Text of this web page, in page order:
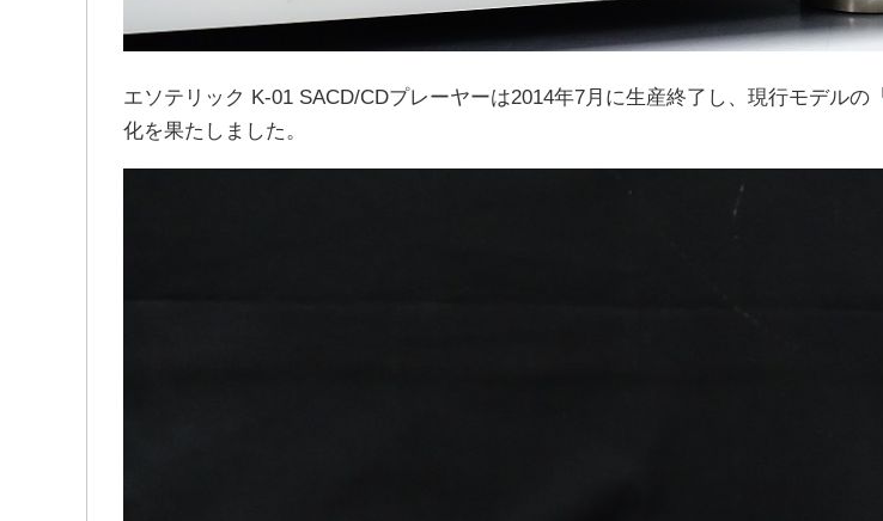
エソテリック K-01 SACD/CDプレーヤーは2014年7月に生産終了し、現行モデルの
化を果たしました。